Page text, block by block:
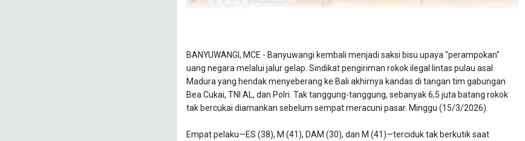
BANYUWANGI, MCE - Banyuwangi kembali menjadi saksi bisu upaya "perampokan"
uang negara melalui jalur gelap. Sindikat pengiriman rokok ilegal lintas pulau asal
Madura yang hendak menyeberang ke Bali akhirnya kandas di tangan tim gabungan
Bea Cukai, TNI AL, dan Polri. Tak tanggung-tanggung, sebanyak 6,5 juta batang rokok
tak bercukai diamankan sebelum sempat meracuni pasar. Minggu (15/3/2026).
​Empat pelaku—ES (38), M (41), DAM (30), dan M (41)—terciduk tak berkutik saat